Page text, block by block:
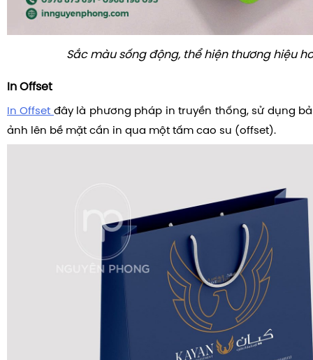
Sắc màu sống động, thể hiện thương hiệu
In Offset
In Offset đây là phương pháp in truyền thống, sử dụng
ảnh lên bề mặt cần in qua một tấm cao su (offset).